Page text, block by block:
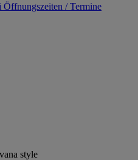
Öffnungszeiten / Termine
style